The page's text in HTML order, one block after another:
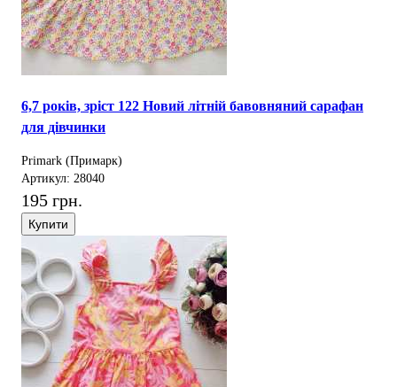
6,7 років, зріст 122 Новий літній бавовняний сарафан
для дівчинки
Primark (Примарк)
Артикул: 28040
195 грн.
Купити